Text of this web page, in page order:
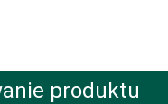
produktu